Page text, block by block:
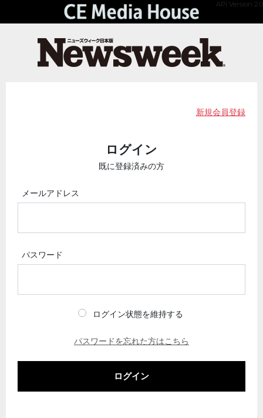
API Version 2.0
新規会員登録
ログイン
既に登録済みの方
メールアドレス
パスワード
ログイン状態を維持する
パスワードを忘れた方はこちら
ログイン